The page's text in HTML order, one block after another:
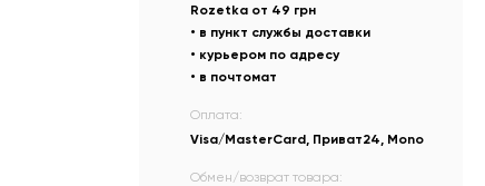
Rozetka от 49 грн
• в пункт службы доставки
• курьером по адресу
• в почтомат
Оплата:
Visa/MasterCard, Приват24, Mono
Обмен/возврат товара: